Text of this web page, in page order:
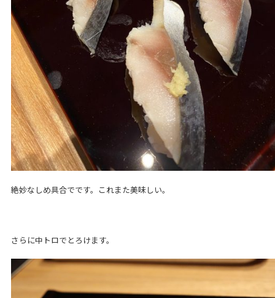
絶妙なしめ具合でです。これまた美味しい。
さらに中トロでとろけます。